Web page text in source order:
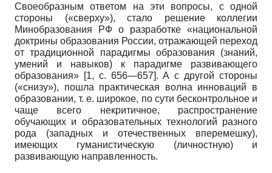
Своеобразным ответом на эти вопросы, с одной
стороны («сверху»), стало решение коллегии
Минобразования РФ о разработке «национальной
доктрины образования России, отражающей переход
от традиционной парадигмы образования (знаний,
умений и навыков) к парадигме развивающего
образования» [1, с. 656—657]. А с другой стороны
(«снизу»), пошла практическая волна инноваций в
образовании, т. е. широкое, по сути бесконтрольное и
чаще всего некритичное, распространение
обучающих и образовательных технологий разного
рода (западных и отечественных вперемешку),
имеющих гуманистическую (личностную) и
развивающую направленность.